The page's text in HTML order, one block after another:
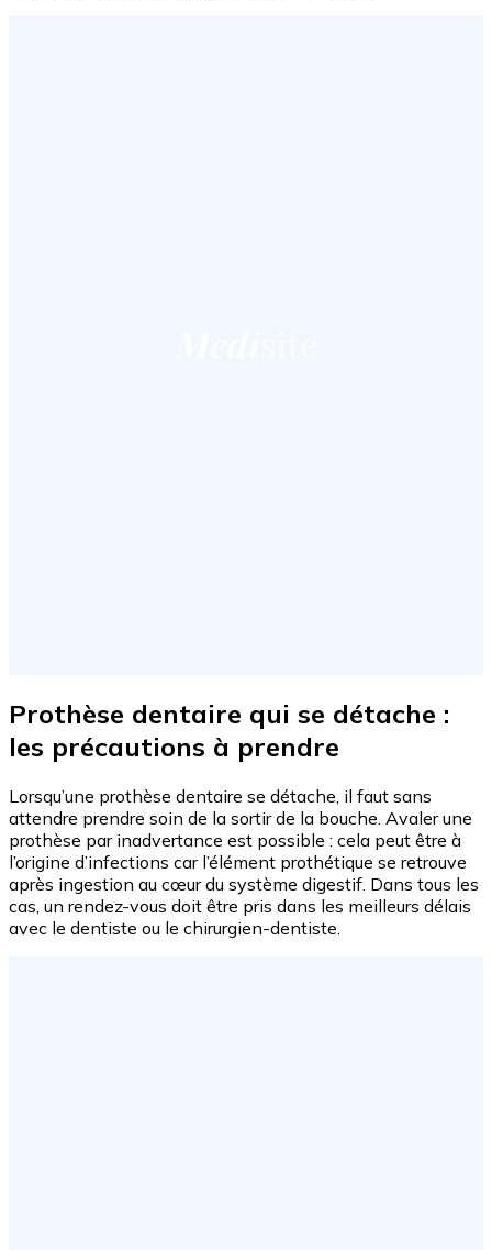
Prothèse dentaire qui se détache :
les précautions à prendre
Lorsqu’une prothèse dentaire se détache, il faut sans
attendre prendre soin de la sortir de la bouche. Avaler une
prothèse par inadvertance est possible : cela peut être à
l’origine d’infections car l’élément prothétique se retrouve
après ingestion au cœur du système digestif. Dans tous les
cas, un rendez-vous doit être pris dans les meilleurs délais
avec le dentiste ou le chirurgien-dentiste.